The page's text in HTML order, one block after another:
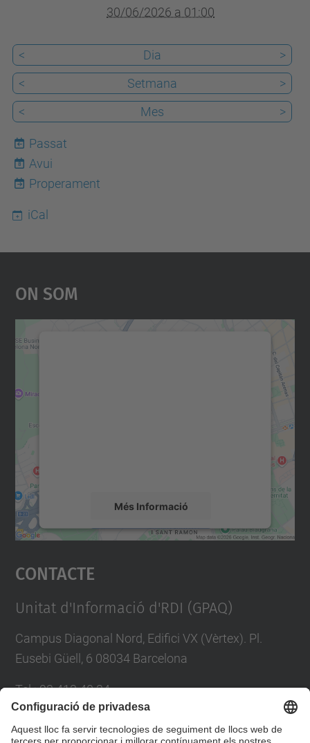
30/06/2026 a 01:00
< Dia
>
<
Setmana
>
<
Mes >
Passat
8
Avui
Properament
iCal
On Som
Més Informació
Accepta
powered by
Contacte
Unitat d'Informació d'RDI (GPAQ)
Campus Diagonal Nord, Edifici VX (Vèrtex). Pl.
Eusebi Güell, 6 08034 Barcelona
Tel.:93 413 40 34